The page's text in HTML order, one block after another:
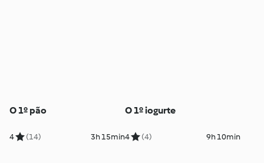
O 1º pão
4 (14) 3h 15min
O 1º iogurte
4 (4) 9h 10min